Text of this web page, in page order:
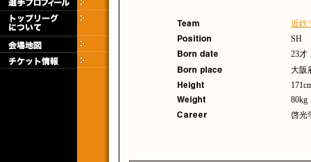
近鉄
SH
23才
大阪
80kg
啓光